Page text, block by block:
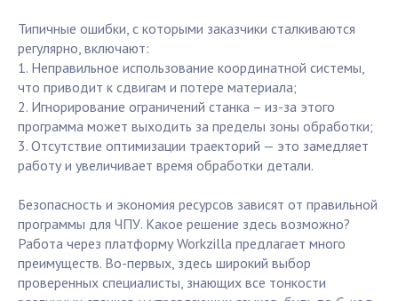
Типичные ошибки, с которыми заказчики сталкиваются
регулярно, включают:
1. Неправильное использование координатной системы,
что приводит к сдвигам и потере материала;
2. Игнорирование ограничений станка – из-за этого
программа может выходить за пределы зоны обработки;
3. Отсутствие оптимизации траекторий — это замедляет
работу и увеличивает время обработки детали.
Безопасность и экономия ресурсов зависят от правильной
программы для ЧПУ. Какое решение здесь возможно?
Работа через платформу Workzilla предлагает много
преимуществ. Во-первых, здесь широкий выбор
проверенных специалисты, знающих все тонкости